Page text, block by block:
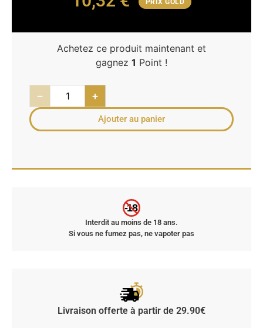
Achetez ce produit maintenant et
gagnez 1 Point !
− +
Ajouter au panier
-18
Interdit au moins de 18 ans.
Si vous ne fumez pas, ne vapoter pas
Livraison offerte à partir de 29.90€